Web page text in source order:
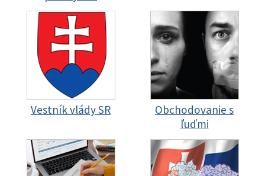
Vestník vlády SR
Obchodovanie s
ľuďmi